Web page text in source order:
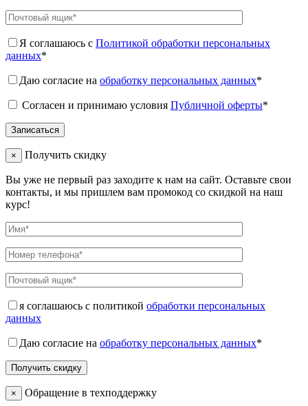
Я соглашаюсь с Политикой обработки персональных
данных*
Даю согласие на обработку персональных данных*
Согласен и принимаю условия Публичной оферты*
× Получить скидку
Вы уже не первый раз заходите к нам на сайт. Оставьте свои
контакты, и мы пришлем вам промокод со скидкой на наш
курс!
я соглашаюсь с политикой обработки персональных
данных
Даю согласие на обработку персональных данных*
× Обращение в техподдержку